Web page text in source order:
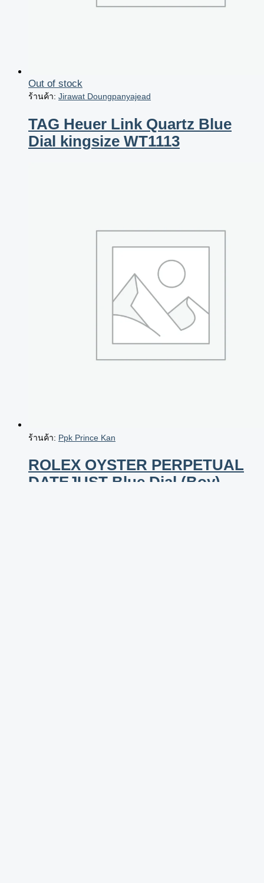
Out of stock
ร้านค้า: Jirawat Doungpanyajead
TAG Heuer Link Quartz Blue
Dial kingsize WT1113
ร้านค้า: Ppk Prince Kan
ROLEX OYSTER PERPETUAL
DATEJUST Blue Dial (Boy)